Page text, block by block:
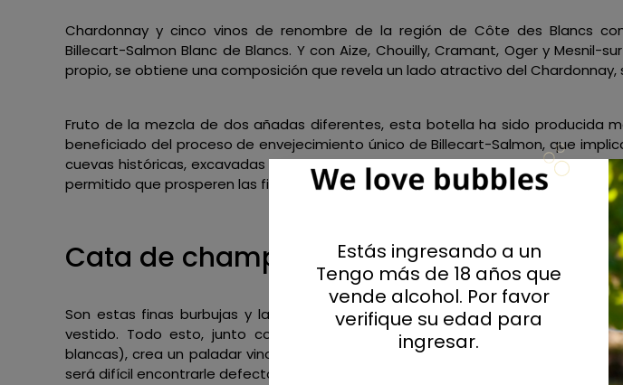
Chardonnay y cinco vinos de renombre de la región de Côte des Blancs
Billecart-Salmon Blanc de Blancs. Y con Aize, Chouilly, Cramant, Oger y Mesnil-
propio, se obtiene una composición que revela un lado atractivo del
Fruto de la mezcla de dos añadas diferentes, esta botella ha sido producida
beneficiado del proceso de envejecimiento único de Billecart-Salmon, que
cuevas históricas, excavadas en el paisaje en los siglos XVII y XIX. Gracias a
permitido que prosperen las finas burbujas, lo que hace que esta botella sea
Cata de champán:
Son estas finas burbujas y la elegante espuma las que realzan la botella,
vestido. Todo esto, junto con una nariz compuesta de sabores
blancas), crea un paladar vinoso complejo y agradablemente potente. Una
será difícil encontrarle defectos.
Estás ingresando a un
Tengo más de 18 años que
vende alcohol. Por favor
verifique su edad para
ingresar.